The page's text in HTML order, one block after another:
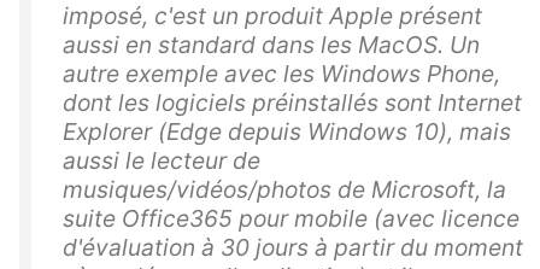
imposé, c'est un produit Apple présent
aussi en standard dans les MacOS. Un
autre exemple avec les Windows Phone,
dont les logiciels préinstallés sont Internet
Explorer (Edge depuis Windows 10), mais
aussi le lecteur de
musiques/vidéos/photos de Microsoft, la
suite Office365 pour mobile (avec licence
d'évaluation à 30 jours à partir du moment